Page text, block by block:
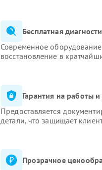
Бесплатная
Современное
восстановление в
Гарантия на работы и
Предоставляется
детали, что защищает
Прозрачное